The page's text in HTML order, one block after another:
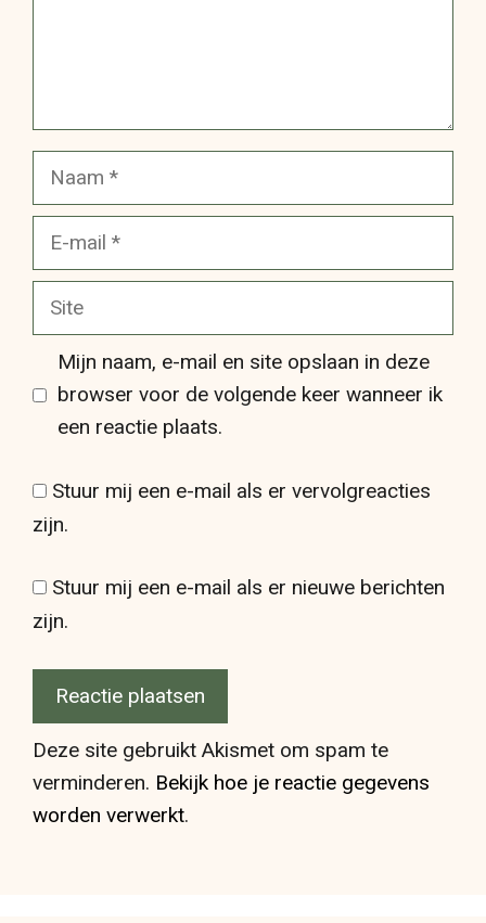
Naam
mail
Site
Mijn naam, e-mail en site opslaan in deze
browser voor de volgende keer wanneer ik
een reactie plaats.
Stuur mij een e-mail als er vervolgreacties
zijn.
Stuur mij een e-mail als er nieuwe berichten
zijn.
Deze site gebruikt Akismet om spam te
verminderen. Bekijk hoe je reactie gegevens
worden verwerkt.